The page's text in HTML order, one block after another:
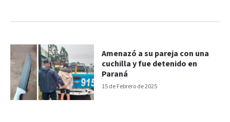
15 de Febrero de 2025
Amenazó a su pareja con una
cuchilla y fue detenido en
Paraná